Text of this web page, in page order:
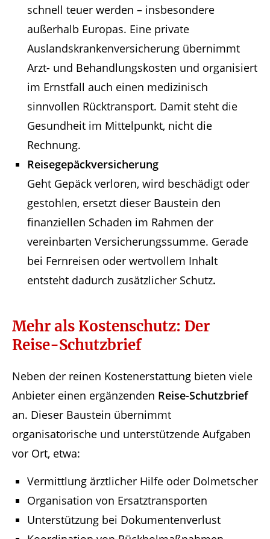
schnell teuer werden – insbesondere
außerhalb Europas. Eine private
Auslandskrankenversicherung übernimmt
Arzt- und Behandlungskosten und organisiert
im Ernstfall auch einen medizinisch
sinnvollen Rücktransport. Damit steht die
Gesundheit im Mittelpunkt, nicht die
Rechnung.
Reisegepäckversicherung
Geht Gepäck verloren, wird beschädigt oder
gestohlen, ersetzt dieser Baustein den
finanziellen Schaden im Rahmen der
vereinbarten Versicherungssumme. Gerade
bei Fernreisen oder wertvollem Inhalt
entsteht dadurch zusätzlicher Schutz.
Mehr als Kostenschutz: Der
Reise-Schutzbrief
Neben der reinen Kostenerstattung bieten viele
Anbieter einen ergänzenden Reise-Schutzbrief
an. Dieser Baustein übernimmt
organisatorische und unterstützende Aufgaben
vor Ort, etwa:
Vermittlung ärztlicher Hilfe oder Dolmetscher
Organisation von Ersatztransporten
Unterstützung bei Dokumentenverlust